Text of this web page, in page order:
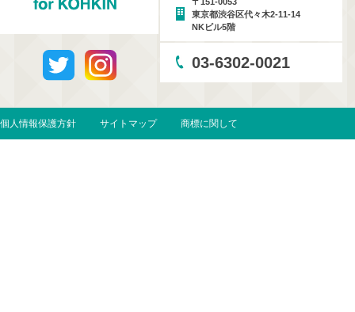
東京都渋谷区代々木2-11-14
NKビル5階
03-6302-0021
個人情報保護方針 サイトマップ 商標に関して